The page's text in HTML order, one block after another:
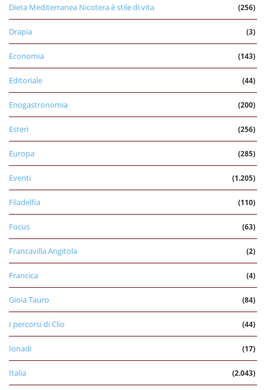
Dieta Mediterranea Nicotera è stile di vita (256)
Drapia (3)
Economia (143)
Editoriale (44)
Enogastronomia (200)
Esteri (256)
Europa (285)
Eventi (1.205)
Filadelfia (110)
Focus (63)
Francavilla Angitola (2)
Francica (4)
Gioia Tauro (84)
I percorsi di Clio (44)
Ionadi (17)
Italia (2.043)